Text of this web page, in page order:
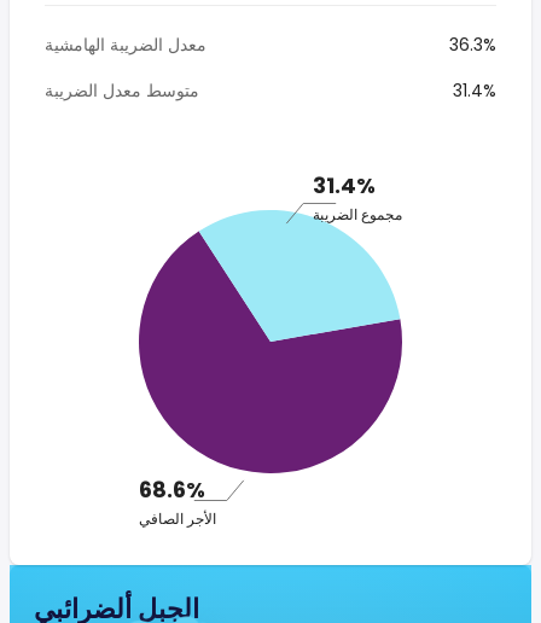
معدل الضريبة الهامشية
36.3%
متوسط معدل الضريبة
31.4%
31.4%
مجموع الضريبة
68.6%
الأجر الصافي
الجبل ألضرائبي